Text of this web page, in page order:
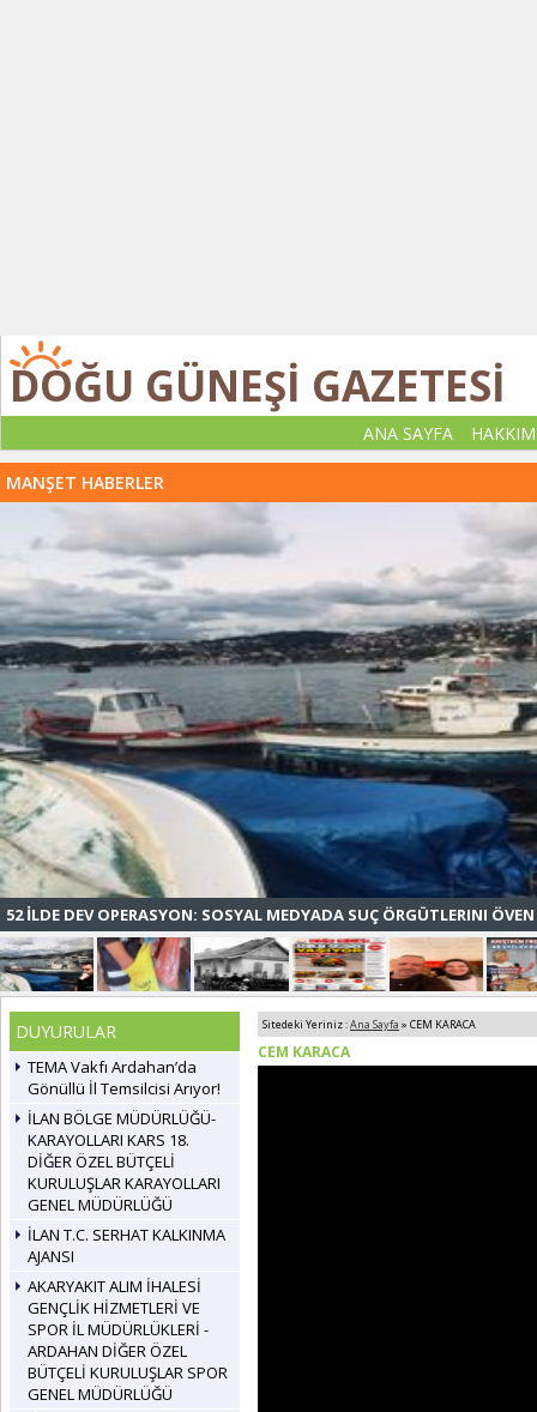
DOĞU GÜNEŞİ GAZETESİ
ANA SAYFA
MANŞET HABERLER
52 İLDE DEV OPERASYON: SOSYAL MEDYADA SUÇ ÖRGÜTLERINI
DUYURULAR
TEMA Vakfı Ardahan’da
Gönüllü İl Temsilcisi Arıyor!
İLAN BÖLGE MÜDÜRLÜĞÜ-
KARAYOLLARI KARS 18.
DİĞER ÖZEL BÜTÇELİ
KURULUŞLAR KARAYOLLARI
GENEL MÜDÜRLÜĞÜ
İLAN T.C. SERHAT KALKINMA
AJANSI
AKARYAKIT ALIM İHALESİ
GENÇLİK HİZMETLERİ VE
SPOR İL MÜDÜRLÜKLERİ -
ARDAHAN DİĞER ÖZEL
BÜTÇELİ KURULUŞLAR SPOR
GENEL MÜDÜRLÜĞÜ
Sitedeki Yeriniz :Ana Sayfa » CEM KARACA
CEM KARACA